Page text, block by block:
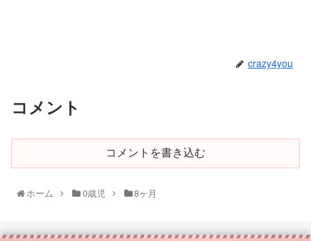
crazy4you
コメント
コメントを書き込む
ホーム 0歳児 8ヶ月